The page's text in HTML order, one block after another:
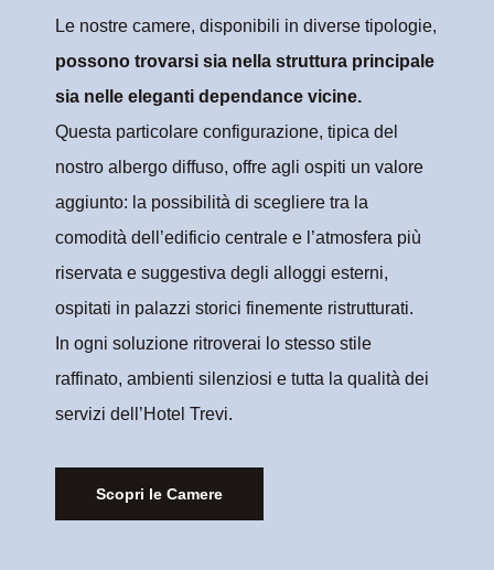
Le nostre camere, disponibili in diverse tipologie,
possono trovarsi sia nella struttura principale
sia nelle eleganti dependance vicine.
Questa particolare configurazione, tipica del
nostro albergo diffuso, offre agli ospiti un valore
aggiunto: la possibilità di scegliere tra la
comodità dell’edificio centrale e l’atmosfera più
riservata e suggestiva degli alloggi esterni,
ospitati in palazzi storici finemente ristrutturati.
In ogni soluzione ritroverai lo stesso stile
raffinato, ambienti silenziosi e tutta la qualità dei
servizi dell’Hotel Trevi.
Scopri le Camere